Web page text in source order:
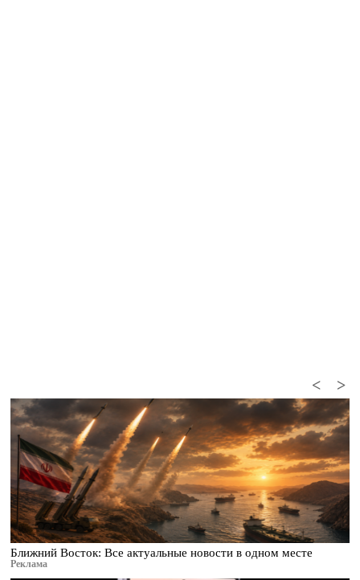
>
<
Ближний Восток: Все актуальные новости в одном месте
Реклама